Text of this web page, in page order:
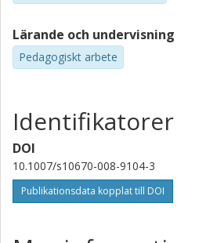
Lärande och undervisning
Pedagogiskt arbete
Identifikatorer
DOI
10.1007/s10670-008-9104-3
Publikationsdata kopplat till DOI